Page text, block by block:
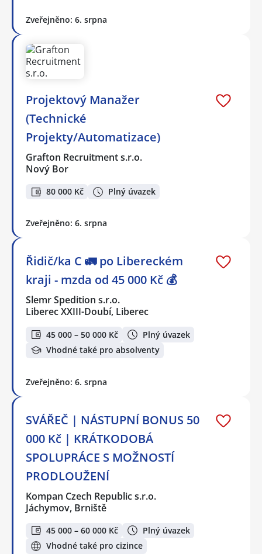
Zveřejněno: 6. srpna
Projektový Manažer
(Technické
Projekty/Automatizace)
Grafton Recruitment s.r.o.
Nový Bor
80 000 Kč Plný úvazek
Zveřejněno: 6. srpna
Řidič/ka C 🚛 po Libereckém
kraji - mzda od 45 000 Kč 💰
Slemr Spedition s.r.o.
Liberec XXIII-Doubí, Liberec
45 000 – 50 000 Kč
Plný úvazek
Vhodné také pro absolventy
Zveřejněno: 6. srpna
SVÁŘEČ | NÁSTUPNÍ BONUS 50
000 Kč | KRÁTKODOBÁ
SPOLUPRÁCE S MOŽNOSTÍ
PRODLOUŽENÍ
Kompan Czech Republic s.r.o.
Jáchymov, Brniště
45 000 – 60 000 Kč
Plný úvazek
Vhodné také pro cizince